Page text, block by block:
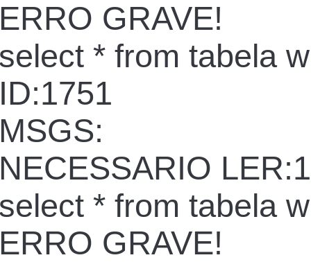
GRAVE!
* from tabela
* from tabela
GRAVE!